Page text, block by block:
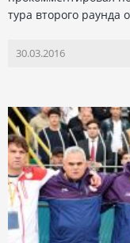
тура второго раунда
30.03.2016